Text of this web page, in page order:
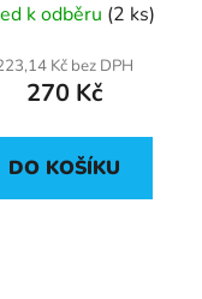
k odběru (2 ks)
Kč bez DPH
270 Kč
DO KOŠÍKU